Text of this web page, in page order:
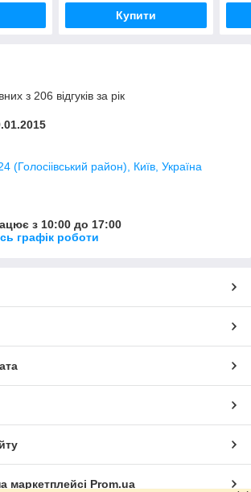
Купити
з 206 відгуків за рік
(Голосіівський район), Київ, Україна
з 10:00 до 17:00
графік роботи
маркетплейсі Prom.ua